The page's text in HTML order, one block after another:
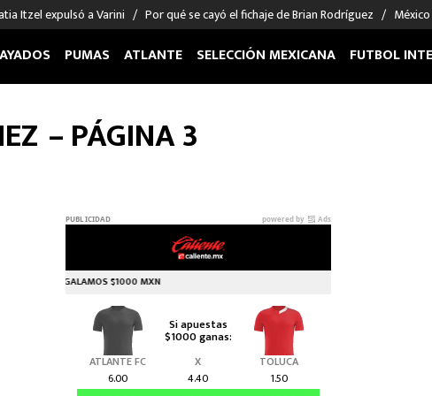
Itzel expulsó a Varini Por qué se cayó el fichaje de Brian Rodríguez
Keylor Navas
Giorgos Giakoumakis
André Jardine
Béisbol
NBA
PUMAS ATLANTE SELECCIÓN MEXICANA FUTBOL
– PÁGINA 3